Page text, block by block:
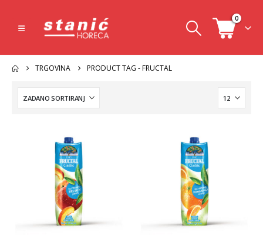
0
TRGOVINA PRODUCT TAG -FRUCTAL